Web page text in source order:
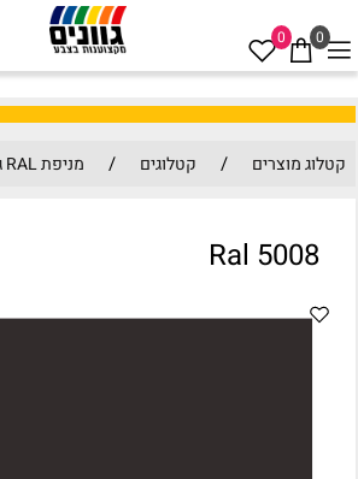
0
0
קטלוג מוצרים / קטלוגים / מניפת RAL גוונים
Ral 5008